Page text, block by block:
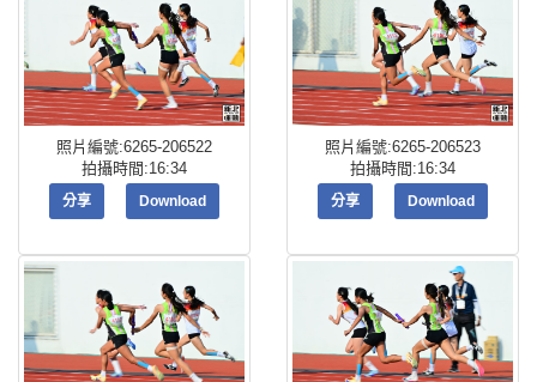
照片編號:6265-206522
拍攝時間:16:34
分享 Download
照片編號:6265-206523
拍攝時間:16:34
分享 Download